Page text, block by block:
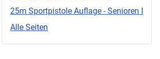
25m Sportpistole Auflage - Senioren I
Alle Seiten